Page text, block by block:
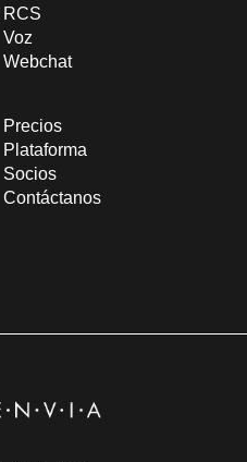
RCS
Voz
Webchat
Precios
Plataforma
Socios
Contáctanos